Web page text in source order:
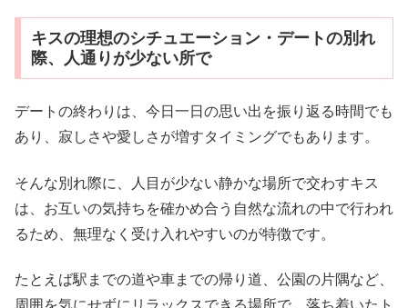
キスの理想のシチュエーション・デートの別れ
際、人通りが少ない所で
デートの終わりは、今日一日の思い出を振り返る時間でも
あり、寂しさや愛しさが増すタイミングでもあります。
そんな別れ際に、人目が少ない静かな場所で交わすキス
は、お互いの気持ちを確かめ合う自然な流れの中で行われ
るため、無理なく受け入れやすいのが特徴です。
たとえば駅までの道や車までの帰り道、公園の片隅など、
周囲を気にせずにリラックスできる場所で、落ち着いたト